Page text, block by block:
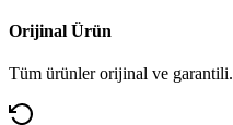
Orijinal Ürün
Tüm ürünler orijinal ve garantili.